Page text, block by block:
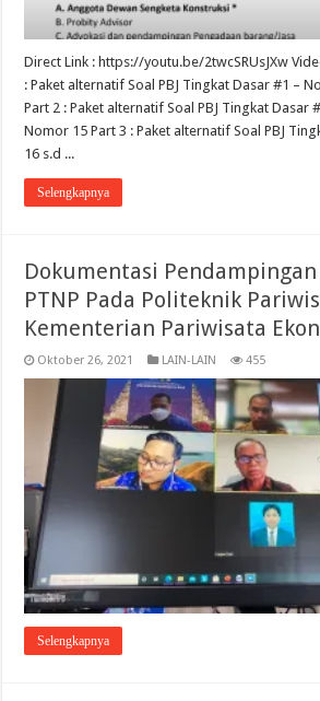
Direct Link : https://youtu.be/2twcSRUsJXw
: Paket alternatif Soal PBJ Tingkat Dasar #1 –
Part 2 : Paket alternatif Soal PBJ Tingkat Dasar
Nomor 15 Part 3 : Paket alternatif Soal PBJ
16 s.d ...
Selengkapnya
Dokumentasi
PTNP Pada Politeknik
Kementerian Pariwisata
Oktober 26, 2021 LAIN-LAIN 455
Selengkapnya